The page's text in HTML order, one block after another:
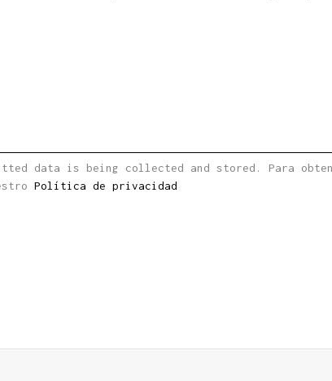
data is being collected and stored. Para
Política de privacidad